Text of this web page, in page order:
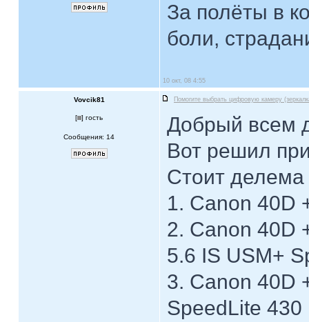
За полёты в
боли,
10 окт, 08 4:55
Vovcik81 Помогите выбрать цифровую камеру
[ ] гость
Сообщения: 14
Добрый всем
Вот решил
Стоит делема
1. Canon 40D
2. Canon 40D
5.6 IS USM+
3. Canon 40D
SpeedLite 430